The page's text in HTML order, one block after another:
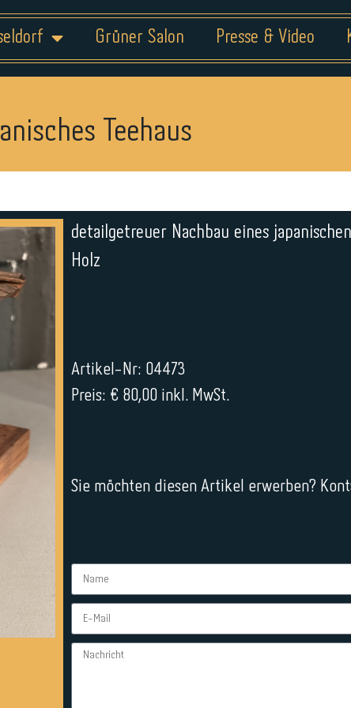
Grüner Salon Presse & Video
Teehaus
detailgetreuer Nachbau eines
Holz
Artikel-Nr: 04473
Preis: € 80,00 inkl. MwSt.
Sie möchten diesen Artikel erwerben?